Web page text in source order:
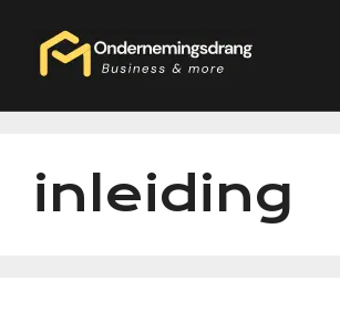
naar
inhoud
inleiding